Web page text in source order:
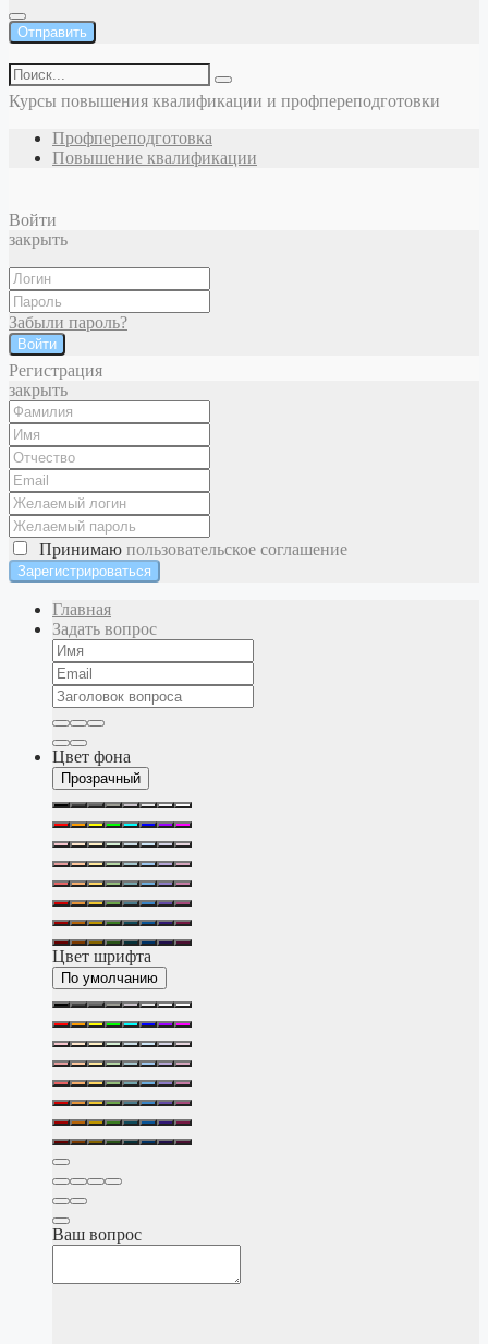
Отправить
Курсы повышения квалификации и профпереподготовки
Профпереподготовка
Повышение квалификации
Войти
закрыть
Забыли пароль?
Войти
Регистрация
закрыть
Принимаю пользовательское соглашение
Главная
Задать вопрос
Цвет фона
Прозрачный
Цвет шрифта
По умолчанию
Ваш вопрос